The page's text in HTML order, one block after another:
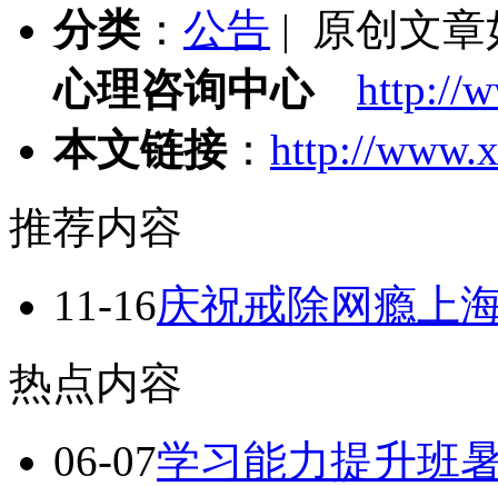
分类： 公告 | 原创文章
心理咨询中心
http://
本文链接： http://
推荐内容
11-16庆祝戒除网瘾上
热点内容
06-07学习能力提升班